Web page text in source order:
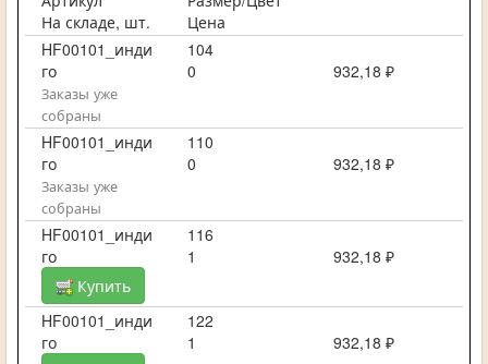
На складе, шт.
Цена
HF00101_инди
го
104
0
932,18 ₽
Заказы уже
собраны
HF00101_инди
го
110
0
932,18 ₽
Заказы уже
собраны
HF00101_инди
го
116
1
932,18 ₽
Купить
HF00101_инди
го
122
1
932,18 ₽